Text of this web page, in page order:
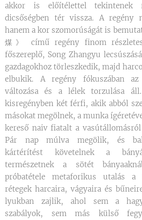
akkor is előítélettel tekintenek
dicsőségben tér vissza. A regény
hanem a kor szomorúságát is
煤》 című regény finom
főszereplő, Song Zhangyu
gazdagokhoz törleszkedik, majd
elbukik. A regény fókuszában az
változása és a lélek torzulása
kisregényben két férfi, akik abból
másokat megölnek, a munka
kereső naiv fiatalt a vasútállomásról
Pár nap múlva megölik, és
kártérítést követelnek a
természetnek a sötét
próbatétele metaforikus utalás a
rétegek harcaira, vágyaira és
lyukban zajlik, ahol sem a
szabályok, sem más külső